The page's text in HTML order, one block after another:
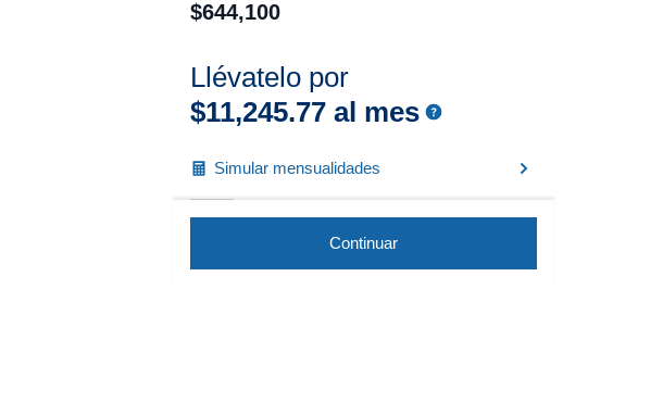
$644,100
Llévatelo por
$11,245.77al mes
Simular mensualidades
Continuar